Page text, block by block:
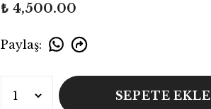
₺ 4,500.00
Paylaş:
SEPETE EKLE